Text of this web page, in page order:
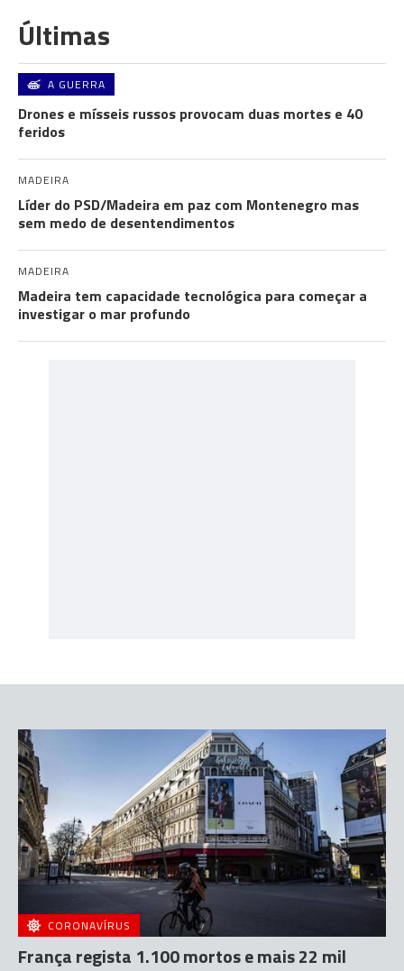
Últimas
A GUERRA
Drones e mísseis russos provocam duas mortes e 40
feridos
MADEIRA
Líder do PSD/Madeira em paz com Montenegro mas
sem medo de desentendimentos
MADEIRA
Madeira tem capacidade tecnológica para começar a
investigar o mar profundo
CORONAVÍRUS
França regista 1.100 mortos e mais 22 mil